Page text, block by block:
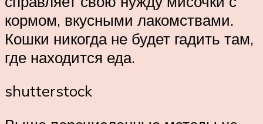
кормом, вкусными лакомствами.
Кошки никогда не будет гадить там,
где находится еда.
shutterstock